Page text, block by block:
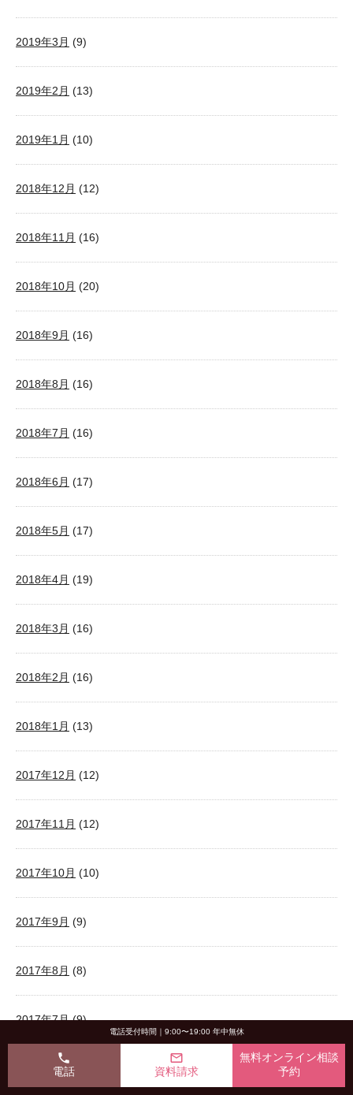
2019年3月 (9)
2019年2月 (13)
2019年1月 (10)
2018年12月 (12)
2018年11月 (16)
2018年10月 (20)
2018年9月 (16)
2018年8月 (16)
2018年7月 (16)
2018年6月 (17)
2018年5月 (17)
2018年4月 (19)
2018年3月 (16)
2018年2月 (16)
2018年1月 (13)
2017年12月 (12)
2017年11月 (12)
2017年10月 (10)
2017年9月 (9)
2017年8月 (8)
2017年7月(9)
2017年6月(9)
電話受付時間｜9:00〜19:00 年中無休
phone
電話
mail_outline
資料請求
無料オンライン相談
予約